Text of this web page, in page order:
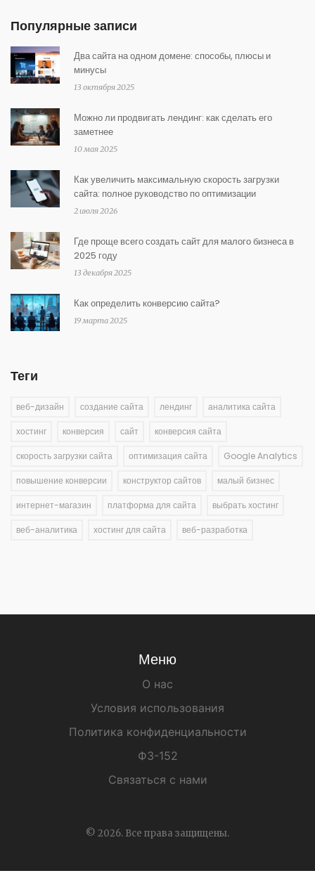
Популярные записи
Два сайта на одном домене: способы, плюсы и
минусы
13 октября 2025
Можно ли продвигать лендинг: как сделать его
заметнее
10 мая 2025
Как увеличить максимальную скорость загрузки
сайта: полное руководство по оптимизации
2 июля 2026
Где проще всего создать сайт для малого бизнеса в
2025 году
13 декабря 2025
Как определить конверсию сайта?
19 марта 2025
Теги
веб-дизайн создание сайта лендинг аналитика сайта
хостинг конверсия сайт конверсия сайта
скорость загрузки сайта оптимизация сайта Google Analytics
повышение конверсии конструктор сайтов малый бизнес
интернет-магазин платформа для сайта выбрать хостинг
веб-аналитика хостинг для сайта веб-разработка
Меню
О нас
Условия использования
Политика конфиденциальности
ФЗ-152
Связаться с нами
© 2026. Все права защищены.